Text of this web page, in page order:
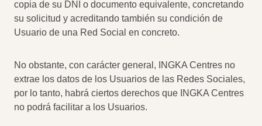
copia de su DNI o documento equivalente, concretando
su solicitud y acreditando también su condición de
Usuario de una Red Social en concreto.
No obstante, con carácter general, INGKA Centres no
extrae los datos de los Usuarios de las Redes Sociales,
por lo tanto, habrá ciertos derechos que INGKA Centres
no podrá facilitar a los Usuarios.